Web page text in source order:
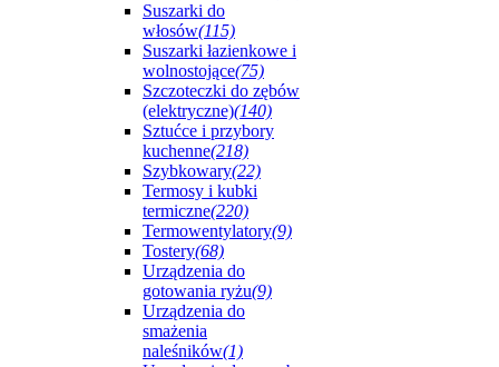
Suszarki do
włosów(115)
Suszarki łazienkowe i
wolnostojące(75)
Szczoteczki do zębów
(elektryczne)(140)
Sztućce i przybory
kuchenne(218)
Szybkowary(22)
Termosy i kubki
termiczne(220)
Termowentylatory(9)
Tostery(68)
Urządzenia do
gotowania ryżu(9)
Urządzenia do
smażenia
naleśników(1)